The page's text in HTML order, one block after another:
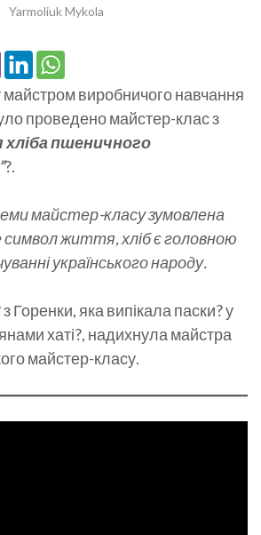
Yarmoliuk Mykola
майстром виробничого навчання
проведено майстер-клас з
пшеничного
?.
майстер-класу зумовлена
символ життя, хліб є головною
українського народу.
з Горенки, яка випікала паски? у
хаті?, надихнула майстра
майстер-класу.